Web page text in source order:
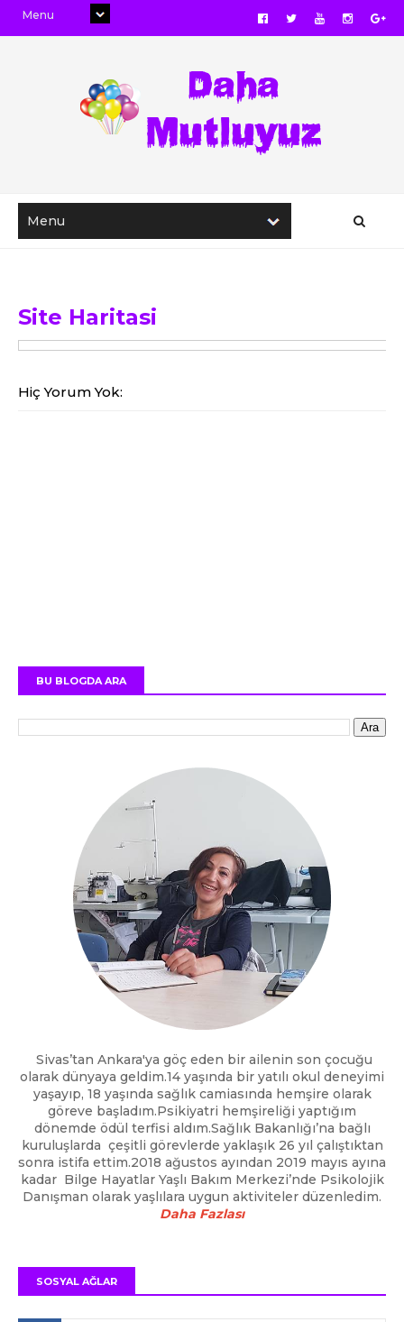
Site Haritasi
Hiç Yorum Yok:
BU BLOGDA ARA
Sivas’tan Ankara'ya göç eden bir ailenin son çocuğu
olarak dünyaya geldim.14 yaşında bir yatılı okul deneyimi
yaşayıp, 18 yaşında sağlık camiasında hemşire olarak
göreve başladım.Psikiyatri hemşireliği yaptığım
dönemde ödül terfisi aldım.Sağlık Bakanlığı’na bağlı
kuruluşlarda çeşitli görevlerde yaklaşık 26 yıl çalıştıktan
sonra istifa ettim.2018 ağustos ayından 2019 mayıs ayına
kadar Bilge Hayatlar Yaşlı Bakım Merkezi’nde Psikolojik
Danışman olarak yaşlılara uygun aktiviteler düzenledim.
Daha Fazlası
SOSYAL AĞLAR